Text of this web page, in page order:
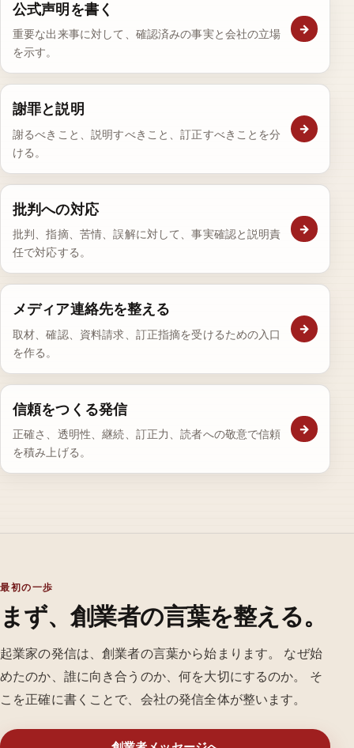
公式声明を書く
重要な出来事に対して、確認済みの事実と会社の立場
を示す。
→
謝罪と説明
謝るべきこと、説明すべきこと、訂正すべきことを分
ける。
→
批判への対応
批判、指摘、苦情、誤解に対して、事実確認と説明責
任で対応する。
→
メディア連絡先を整える
取材、確認、資料請求、訂正指摘を受けるための入口
を作る。
→
信頼をつくる発信
正確さ、透明性、継続、訂正力、読者への敬意で信頼
を積み上げる。
→
最初の一歩
まず、創業者の言葉を整える。
起業家の発信は、創業者の言葉から始まります。 なぜ始
めたのか、誰に向き合うのか、何を大切にするのか。 そ
こを正確に書くことで、会社の発信全体が整います。